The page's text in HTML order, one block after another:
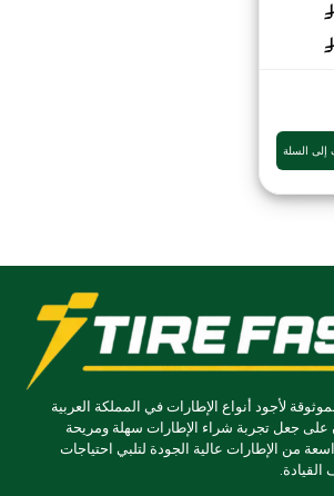
السلة
لأجود أنواع الإطارات في المملكة العربية
جعل تجربة شراء الإطارات سهلة ومريحة
من الإطارات عالية الجودة لتلبي احتياجات